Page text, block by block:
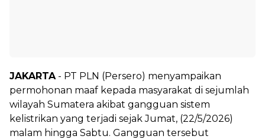
JAKARTA- PT PLN (Persero) menyampaikan
permohonan maaf kepada masyarakat di sejumlah
wilayah Sumatera akibat gangguan sistem
kelistrikan yang terjadi sejak Jumat, (22/5/2026)
malam hingga Sabtu. Gangguan tersebut